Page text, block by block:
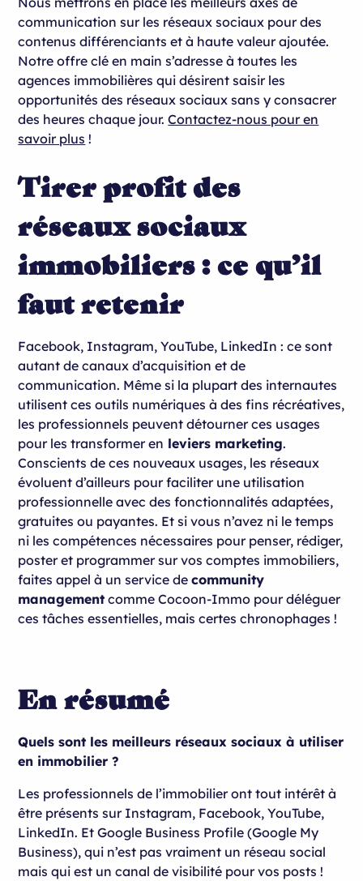
communication sur les réseaux sociaux pour des
contenus différenciants et à haute valeur ajoutée.
Notre offre clé en main s’adresse à toutes les
agences immobilières qui désirent saisir les
opportunités des réseaux sociaux sans y consacrer
des heures chaque jour.Contactez-nous pour en
savoir plus !
Tirer profit des
réseaux sociaux
immobiliers : ce qu’il
faut retenir
Facebook, Instagram, YouTube, LinkedIn : ce sont
autant de canaux d’acquisition et de
communication. Même si la plupart des internautes
utilisent ces outils numériques à des fins récréatives,
les professionnels peuvent détourner ces usages
pour les transformer en leviers marketing.
Conscients de ces nouveaux usages, les réseaux
évoluent d’ailleurs pour faciliter une utilisation
professionnelle avec des fonctionnalités adaptées,
gratuites ou payantes. Et si vous n’avez ni le temps
ni les compétences nécessaires pour penser, rédiger,
poster et programmer sur vos comptes immobiliers,
faites appel à un service decommunity
management comme Cocoon-Immo pour déléguer
ces tâches essentielles, mais certes chronophages !
En résumé
Quels sont les meilleurs réseaux sociaux à utiliser
en immobilier ?
Les professionnels de l’immobilier ont tout intérêt à
être présents sur Instagram, Facebook, YouTube,
LinkedIn. Et Google Business Profile (Google My
Business), qui n’est pas vraiment un réseau social
mais qui est un canal de visibilité pour vos posts !